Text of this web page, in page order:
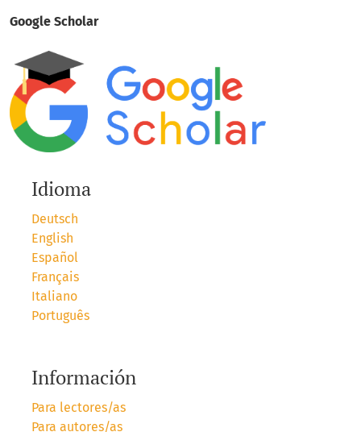
Google Scholar
Idioma
Deutsch
English
Español
Français
Italiano
Português
Información
Para lectores/as
Para autores/as